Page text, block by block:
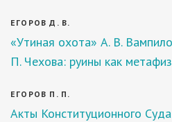
ЕГОРОВ Д. В.
«Утиная охота» А. В.
П. Чехова: руины как
ЕГОРОВ П. П.
Акты Конституционного